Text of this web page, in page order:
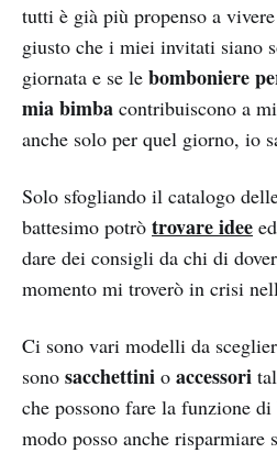
tutti è già più propenso a
giusto che i miei invitati siano
giornata e se le bomboniere
mia bimba contribuiscono a
anche solo per quel giorno, io
Solo sfogliando il catalogo
battesimo potrò trovare idee
dare dei consigli da chi di
momento mi troverò in crisi
Ci sono vari modelli da
sono sacchettini o accessori
che possono fare la funzione
modo posso anche risparmiare